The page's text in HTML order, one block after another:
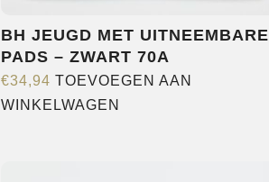
BH JEUGD MET UITNEEMBARE
PADS – ZWART 70A
€34,94 TOEVOEGEN AAN
WINKELWAGEN